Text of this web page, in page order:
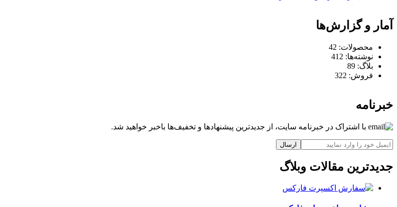
آمار و گزارش‌ها
محصولات: 42
نوشته‌ها: 412
بلاگ: 89
فروش: 322
خبرنامه
با اشتراک در خبرنامه سایت، از جدیدترین پیشنهادها و تخفیف‌ها باخبر خواهید شد.
ارسال
جدیدترین مقالات وبلاگ